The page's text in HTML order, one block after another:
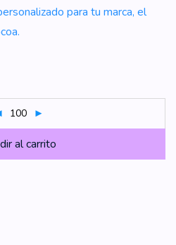
para tu marca, el
al carrito